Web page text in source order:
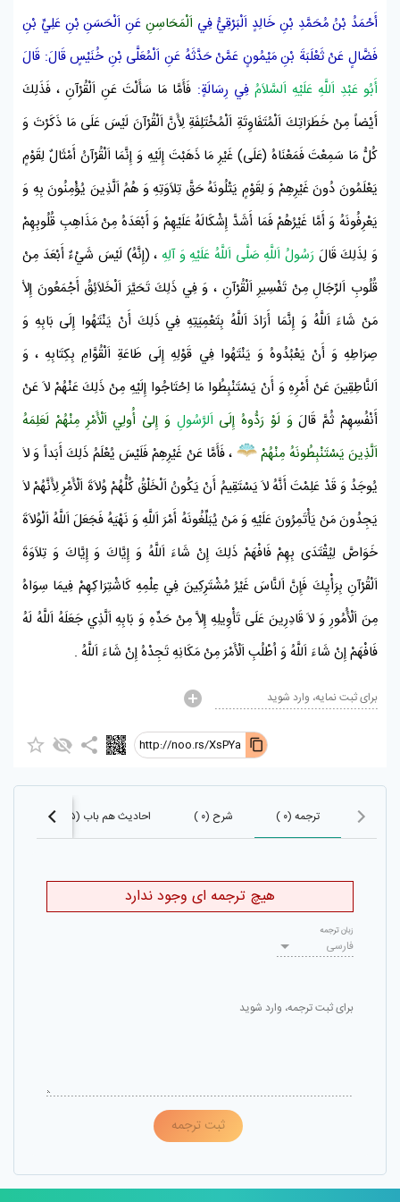
أَحْمَدُ بْنُ مُحَمَّدِ بْنِ خَالِدٍ اَلْبَرْقِيُّ فِي اَلْمَحَاسِنِ عَنِ اَلْحَسَنِ بْنِ عَلِيِّ بْنِ
فَضَّالٍعَنْثَعْلَبَةَ بْنِ مَيْمُونٍ عَمَّنْ حَدَّثَهُ عَنِ اَلْمُعَلَّى بْنِ خُنَيْسٍقَالَ: قَالَ
أَبُو عَبْدِ اَللَّهِ عَلَيْهِ اَلسَّلاَمُ فِي رِسَالَةٍ: فَأَمَّا مَا سَأَلْتَ عَنِ اَلْقُرْآنِ، فَذَلِكَ
أَيْضاً مِنْ خَطَرَاتِكَ اَلْمُتَفَاوِتَةِ اَلْمُخْتَلِفَةِ لِأَنَّ اَلْقُرْآنَ لَيْسَ عَلَى مَا ذَكَرْتَ وَ
كُلُّ مَا سَمِعْتَ فَمَعْنَاهُ (عَلَى) غَيْرِ مَا ذَهَبْتَ إِلَيْهِ وَ إِنَّمَا اَلْقُرْآنُ أَمْثَالٌ لِقَوْمٍ
يَعْلَمُونَ دُونَ غَيْرِهِمْ وَ لِقَوْمٍ يَتْلُونَهُ حَقَّ تِلاَوَتِهِ وَ هُمُ اَلَّذِينَ يُؤْمِنُونَ بِهِ وَ
يَعْرِفُونَهُ وَ أَمَّا غَيْرُهُمْ فَمَا أَشَدَّ إِشْكَالَهُ عَلَيْهِمْ وَ أَبْعَدَهُ مِنْ مَذَاهِبِ قُلُوبِهِمْ
وَ لِذَلِكَ قَالَ رَسُولُ اَللَّهِ صَلَّى اَللَّهُ عَلَيْهِ وَ آلِهِ ، (إِنَّهُ) لَيْسَ شَيْءٌ أَبْعَدَ مِنْ
قُلُوبِ اَلرِّجَالِ مِنْ تَفْسِيرِ اَلْقُرْآنِ ، وَ فِي ذَلِكَ تَحَيَّرَ اَلْخَلاَئِقُ أَجْمَعُونَ إِلاَّ
مَنْ شَاءَ اَللَّهُ وَ إِنَّمَا أَرَادَ اَللَّهُ بِتَعْمِيَتِهِ فِي ذَلِكَ أَنْ يَنْتَهُوا إِلَى بَابِهِ وَ
صِرَاطِهِ وَ أَنْ يَعْبُدُوهُ وَ يَنْتَهُوا فِي قَوْلِهِ إِلَى طَاعَةِ اَلْقُوَّامِ بِكِتَابِهِ، وَ
اَلنَّاطِقِينَ عَنْ أَمْرِهِ وَ أَنْ يَسْتَنْبِطُوا مَا اِحْتَاجُوا إِلَيْهِ مِنْ ذَلِكَ عَنْهُمْ لاَ عَنْ
أَنْفُسِهِمْ ثُمَّ قَالَوَ لَوْ رَدُّوهُ إِلَى اَلرَّسُولِ وَ إِلىٰ أُولِي اَلْأَمْرِ مِنْهُمْ لَعَلِمَهُ
اَلَّذِينَ يَسْتَنْبِطُونَهُ مِنْهُمْ
، فَأَمَّا عَنْ غَيْرِهِمْ فَلَيْسَ يُعْلَمُ ذَلِكَ أَبَداً وَ لاَ
يُوجَدُ وَ قَدْ عَلِمْتَ أَنَّهُ لاَ يَسْتَقِيمُ أَنْ يَكُونُ اَلْخَلْقُ كُلُّهُمْ وُلاَةَ اَلْأَمْرِ لِأَنَّهُمْ لاَ
يَجِدُونَ مَنْ يَأْتَمِرُونَ عَلَيْهِ وَ مَنْ يُبَلِّغُونَهُ أَمْرَ اَللَّهِ وَ نَهْيَهُ فَجَعَلَ اَللَّهُ اَلْوُلاَةَ
خَوَاصَّ لِيُقْتَدَى بِهِمْ فَافْهَمْ ذَلِكَ إِنْ شَاءَ اَللَّهُ وَ إِيَّاكَ وَ إِيَّاكَ وَ تِلاَوَةَ
اَلْقُرْآنِ بِرَأْيِكَ فَإِنَّ اَلنَّاسَ غَيْرُ مُشْتَرِكِينَ فِي عِلْمِهِ كَاشْتِرَاكِهِمْ فِيمَا سِوَاهُ
مِنَ اَلْأُمُورِ وَ لاَ قَادِرِينَ عَلَى تَأْوِيلِهِ إِلاَّ مِنْ حَدِّهِ وَ بَابِهِ اَلَّذِي جَعَلَهُ اَللَّهُ لَهُ
فَافْهَمْ إِنْ شَاءَ اَللَّهُ وَ اُطْلُبِ اَلْأَمْرَ مِنْ مَكَانِهِ تَجِدْهُ إِنْ شَاءَ اَللَّهُ .
برای ثبت نمایه، وارد شوید
http://noo.rs/XsPYa
ترجمه (۰ ) شرح (۰ ) احادیث هم باب (۱۰۰۵)
هیچ ترجمه ای وجود ندارد
فارسی
زبان ترجمه
برای ثبت ترجمه، وارد شوید
ثبت ترجمه